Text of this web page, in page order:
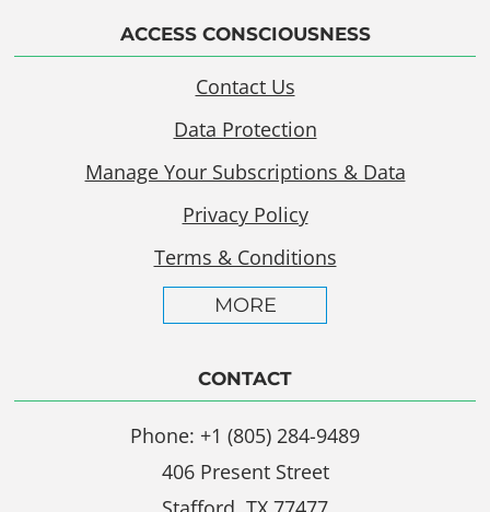
ACCESS CONSCIOUSNESS
Contact Us
Data Protection
Manage Your Subscriptions & Data
Privacy Policy
Terms & Conditions
MORE
CONTACT
Phone: +1 (805) 284-9489
406 Present Street